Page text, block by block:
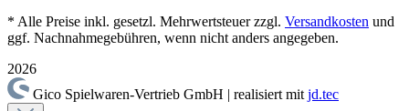
* Alle Preise inkl. gesetzl. Mehrwertsteuer zzgl. Versandkosten und
ggf. Nachnahmegebühren, wenn nicht anders angegeben.
2026
Gico Spielwaren-Vertrieb GmbH | realisiert mit jd.tec